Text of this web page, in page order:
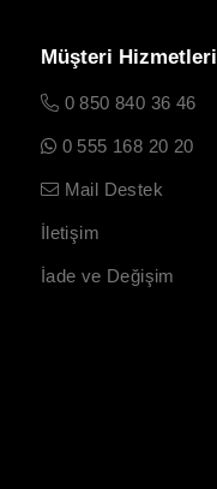
Müşteri Hizmetleri
0 850 840 36 46
0 555 168 20 20
Mail Destek
İletişim
İade ve Değişim